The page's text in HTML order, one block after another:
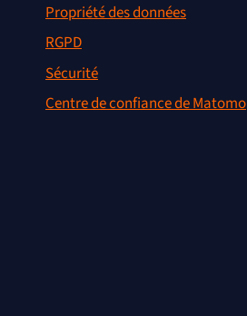
Propriété des données
RGPD
Sécurité
Centre de confiance de Matomo